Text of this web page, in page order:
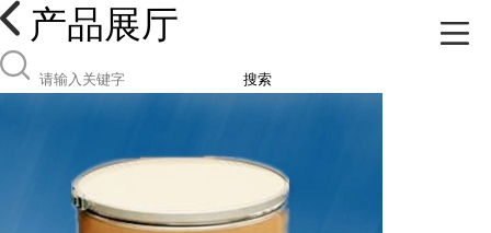
产品展厅
搜索